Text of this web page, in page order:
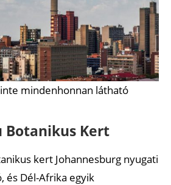
mindenhonnan látható
Botanikus Kert
kert Johannesburg nyugati
és Dél-Afrika egyik